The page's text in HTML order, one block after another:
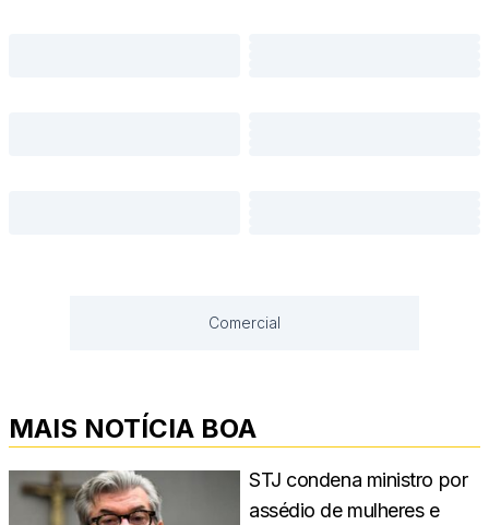
Comercial
MAIS NOTÍCIA BOA
STJ condena ministro por
assédio de mulheres e